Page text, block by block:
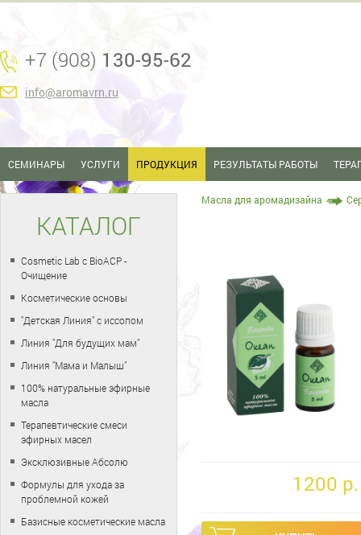
+7 (908) 130-95-62
info@aromavrn.ru
СЕМИНАРЫ УСЛУГИ ПРОДУКЦИЯ РЕЗУЛЬТАТЫ РАБОТЫ
Масла для аромадизайна
1200 p.
КАТАЛОГ
Cosmetic Lab с BioACP -
Очищение
Косметические основы
"Детская Линия" с иссопом
Линия "Для будущих мам"
Линия "Мама и Малыш"
100% натуральные эфирные
масла
Терапевтические смеси
эфирных масел
Эксклюзивные Абсолю
Формулы для ухода за
проблемной кожей
Базисные косметические масла